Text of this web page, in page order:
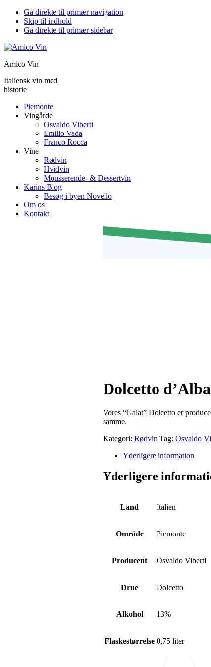
Gå direkte til primær navigation
Skip til indhold
Gå direkte til primær sidebar
Amico Vin
Italiensk vin med
historie
Piemonte
Vingårde
Osvaldo Viberti
Emilio Vada
Franco Rocca
Vine
Rødvin
Hvidvin
Mousserende- & Dessertvin
Karins Blog
Besøg i byen Novello
Om os
Kontakt
Dolcetto
Vores “Galat” Dolcetto er
samme.
Kategori: Rødvin Tag: Osvaldo
Yderligere information
Yderligere
Land Italien
Område Piemonte
Producent Osvaldo Viberti
Drue Dolcetto
Alkohol 13%
Flaskestørrelse 0,75 liter